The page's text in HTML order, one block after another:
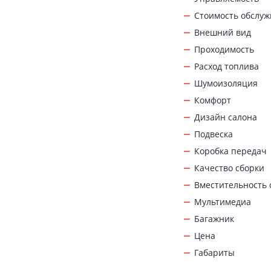
Стоимость
Внешний вид
Проходимость
Расход топлива
Шумоизоляция
Комфорт
Дизайн салона
Подвеска
Коробка передач
Качество сборки
Вместительность
Мультимедиа
Багажник
Цена
Габариты